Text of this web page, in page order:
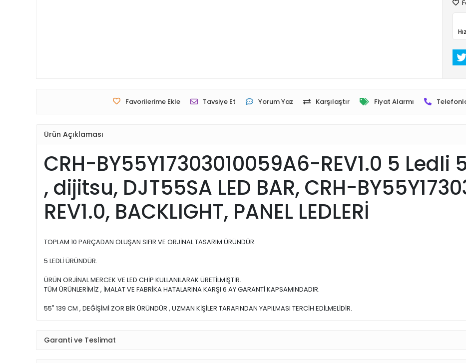
Favorilerime Ekle Tavsiye Et Yorum Yaz Karşılaştır Fiyat Alarmı
Ürün Açıklaması
CRH-BY55Y17303010059A6-REV1.0 5 Ledli
, dijitsu, DJT55SA LED BAR, CRH-
REV1.0, BACKLIGHT, PANEL LEDLERİ
TOPLAM 10 PARÇADAN OLUŞAN SIFIR VE ORJİNAL TASARIM ÜRÜNDÜR.
5 LEDLİ ÜRÜNDÜR.
ÜRÜN ORJİNAL MERCEK VE LED CHİP KULLANILARAK ÜRETİLMİŞTİR.
TÜM ÜRÜNLERİMİZ , İMALAT VE FABRİKA HATALARINA KARŞI 6 AY GARANTİ KAPSAMINDADIR.
55" 139 CM , DEĞİŞİMİ ZOR BİR ÜRÜNDÜR , UZMAN KİŞİLER TARAFINDAN YAPILMASI TERCİH EDİLMELİDİR.
Garanti ve Teslimat